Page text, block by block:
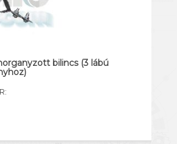
bilincs (3 lábú